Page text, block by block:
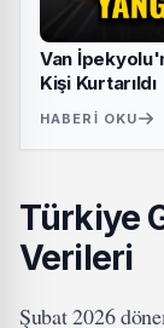
Van
Kişi Kurtarıldı
HABERI OKU
Türkiye
Verileri
Şubat 2026